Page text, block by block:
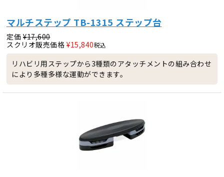
マルチステップ TB-1315 ステップ台
定価 ¥17,600
スクリオ販売価格 ¥15,840税込
リハビリ用ステップから3種類のアタッチメントの組み合わせ
により多種多様な運動ができます。